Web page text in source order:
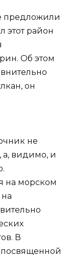
предложили
этот район
Об этом
он
не
а, видимо, и
на морском
В
посвященной